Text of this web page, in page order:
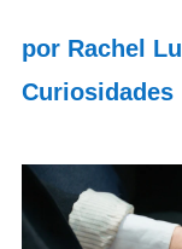
por Rachel
Curiosidades